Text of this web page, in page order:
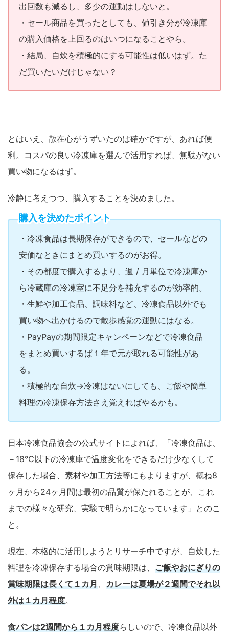
出回数も減るし、多少の運動はしないと。
・セール商品を買ったとしても、値引き分が冷凍庫
の購入価格を上回るのはいつになることやら。
・結局、自炊を積極的にする可能性は低いはず。た
だ買いたいだけじゃない？
とはいえ、散在心がうずいたのは確かですが、あれば便
利。コスパの良い冷凍庫を選んで活用すれば、無駄がない
買い物になるはず。
冷静に考えつつ、購入することを決めました。
購入を決めたポイント
・冷凍食品は長期保存ができるので、セールなどの
安価なときにまとめ買いするのがお得。
・その都度で購入するより、週 / 月単位で冷凍庫か
ら冷蔵庫の冷凍室に不足分を補充するのが効率的。
・生鮮や加工食品、調味料など、冷凍食品以外でも
買い物へ出かけるので散歩感覚の運動にはなる。
・PayPayの期間限定キャンペーンなどで冷凍食品
をまとめ買いするば１年で元が取れる可能性があ
る。
・積極的な自炊→冷凍はないにしても、ご飯や簡単
料理の冷凍保存方法さえ覚えればやるかも。
日本冷凍食品協会の公式サイトによれば、「冷凍食品は、
－18℃以下の冷凍庫で温度変化をできるだけ少なくして
保存した場合、素材や加工方法等にもよりますが、概ね8
ヶ月から24ヶ月間は最初の品質が保たれることが、これ
までの様々な研究、実験で明らかになっています」とのこ
と。
現在、本格的に活用しようとリサーチ中ですが、自炊した
料理を冷凍保存する場合の賞味期限は、 ご飯やおにぎりの
賞味期限は長くて１カ月、 カレーは夏場が２週間でそれ以
外は１カ月程度。
食パンは2週間から１カ月程度らしいので、冷凍食品以外